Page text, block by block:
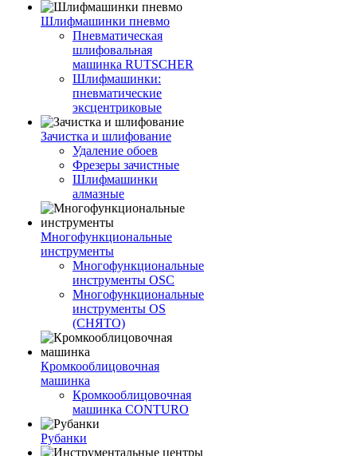
Шлифмашинки пневмо
Пневматическая
шлифовальная
машинка RUTSCHER
Шлифмашинки:
пневматические
эксцентриковые
Зачистка и шлифование
Удаление обоев
Фрезеры зачистные
Шлифмашинки
алмазные
Многофункциональные
инструменты
Многофункциональные
инструменты OSC
Многофункциональные
инструменты OS
(СНЯТО)
Кромкооблицовочная
машинка
Кромкооблицовочная
машинка CONTURO
Рубанки